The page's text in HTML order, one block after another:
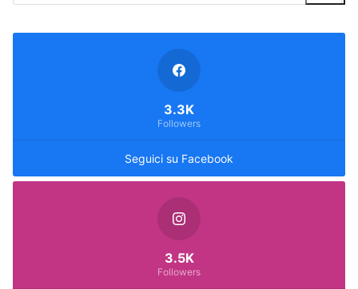
Seguici su Facebook
3.3K
Followers
3.5K
Followers